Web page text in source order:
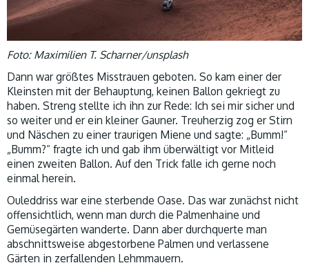
Foto: Maximilien T. Scharner/unsplash
Dann war größtes Misstrauen geboten. So kam einer der
Kleinsten mit der Behauptung, keinen Ballon gekriegt zu
haben. Streng stellte ich ihn zur Rede: Ich sei mir sicher und
so weiter und er ein kleiner Gauner. Treuherzig zog er Stirn
und Näschen zu einer traurigen Miene und sagte: „Bumm!“
„Bumm?“ fragte ich und gab ihm überwältigt vor Mitleid
einen zweiten Ballon. Auf den Trick falle ich gerne noch
einmal herein.
Ouleddriss war eine sterbende Oase. Das war zunächst nicht
offensichtlich, wenn man durch die Palmenhaine und
Gemüsegärten wanderte. Dann aber durchquerte man
abschnittsweise abgestorbene Palmen und verlassene
Gärten in zerfallenden Lehmmauern.